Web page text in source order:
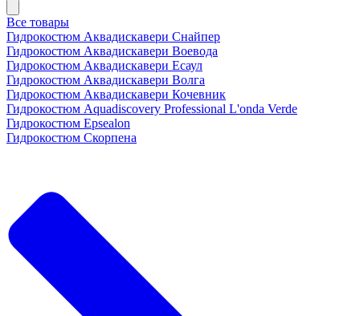
Все товары
Гидрокостюм Аквадискавери Снайпер
Гидрокостюм Аквадискавери Воевода
Гидрокостюм Аквадискавери Есаул
Гидрокостюм Аквадискавери Волга
Гидрокостюм Аквадискавери Кочевник
Гидрокостюм Aquadiscovery Professional L'onda Verde
Гидрокостюм Epsealon
Гидрокостюм Скорпена